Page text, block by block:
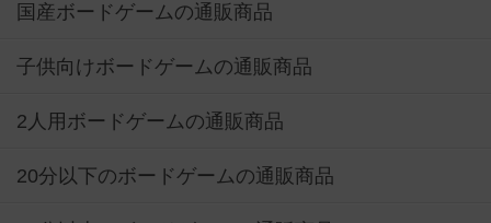
国産ボードゲームの通販商品
子供向けボードゲームの通販商品
2人用ボードゲームの通販商品
20分以下のボードゲームの通販商品